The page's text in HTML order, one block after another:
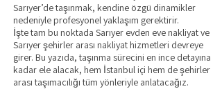
Sarıyer’de taşınmak, kendine özgü dinamikler
nedeniyle profesyonel yaklaşım gerektirir.
İşte tam bu noktada Sarıyer evden eve nakliyat ve
Sarıyer şehirler arası nakliyat hizmetleri devreye
girer. Bu yazıda, taşınma sürecini en ince detayına
kadar ele alacak, hem İstanbul içi hem de şehirler
arası taşımacılığı tüm yönleriyle anlatacağız.